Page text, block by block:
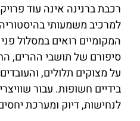
רכבת ברנינה אינה עוד
למרכיב משמעותי
המקומיים רואים במסלול
סיפורם של תושבי ההרים,
על מצוקים תלולים,
בידיים חשופות. עבור
לנחישות, דיוק ומערכת